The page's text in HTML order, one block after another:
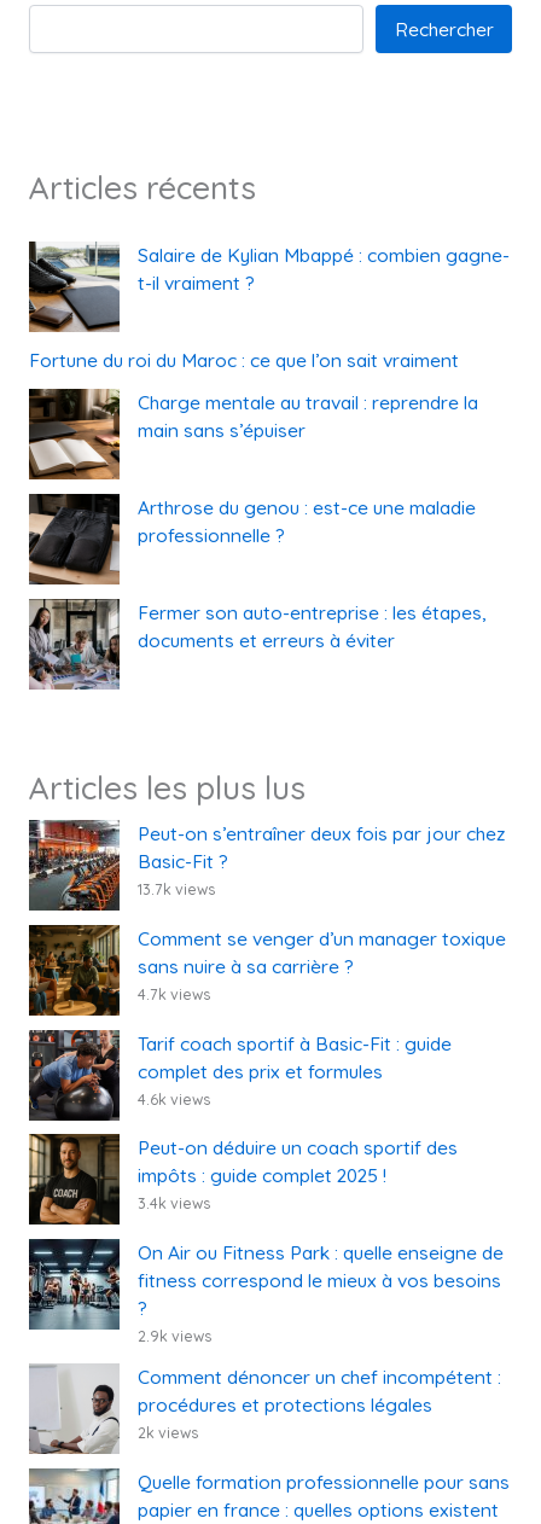
Rechercher
Articles récents
Salaire de Kylian Mbappé : combien gagne-
t-il vraiment ?
Fortune du roi du Maroc : ce que l’on sait vraiment
Charge mentale au travail : reprendre la
main sans s’épuiser
Arthrose du genou : est-ce une maladie
professionnelle ?
Fermer son auto-entreprise : les étapes,
documents et erreurs à éviter
Articles les plus lus
Peut-on s’entraîner deux fois par jour chez
Basic-Fit ?
13.7k views
Comment se venger d’un manager toxique
sans nuire à sa carrière ?
4.7k views
Tarif coach sportif à Basic-Fit : guide
complet des prix et formules
4.6k views
Peut-on déduire un coach sportif des
impôts : guide complet 2025 !
3.4k views
On Air ou Fitness Park : quelle enseigne de
fitness correspond le mieux à vos besoins
?
2.9k views
Comment dénoncer un chef incompétent :
procédures et protections légales
2k views
Quelle formation professionnelle pour sans
papier en france : quelles options existent